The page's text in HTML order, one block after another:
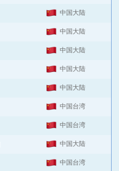
中国大陆
中国大陆
中国大陆
中国大陆
中国大陆
中国台湾
中国台湾
中国大陆
中国台湾